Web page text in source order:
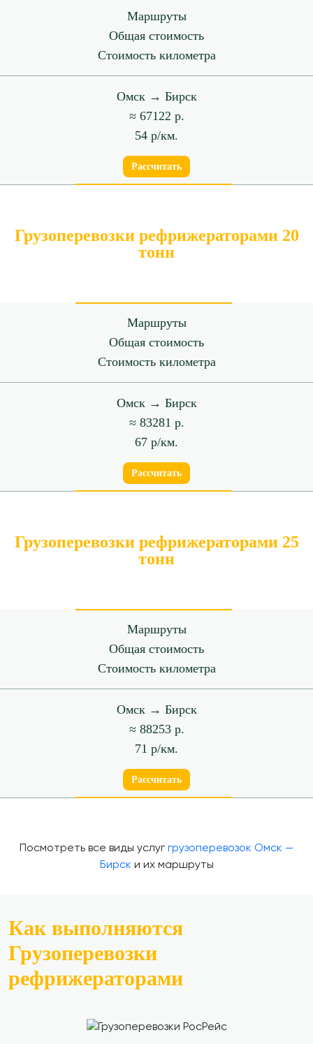
Маршруты
Общая стоимость
Стоимость километра
Омск → Бирск
≈ 67122 р.
54 р/км.
Рассчитать
Грузоперевозки рефрижераторами 20
тонн
Маршруты
Общая стоимость
Стоимость километра
Омск → Бирск
≈ 83281 р.
67 р/км.
Рассчитать
Грузоперевозки рефрижераторами 25
тонн
Маршруты
Общая стоимость
Стоимость километра
Омск → Бирск
≈ 88253 р.
71 р/км.
Рассчитать
Посмотреть все виды услуг грузоперевозок Омск —
Бирск и их маршруты
Как выполняются
Грузоперевозки
рефрижераторами